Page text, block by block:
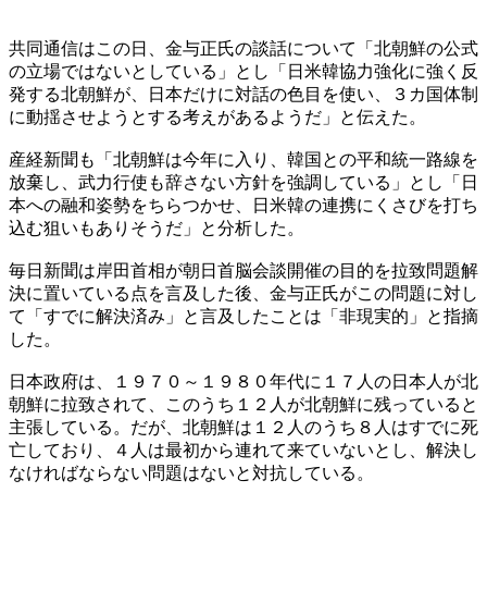
共同通信はこの日、金与正氏の談話について「北朝鮮の公式
の立場ではないとしている」とし「日米韓協力強化に強く反
発する北朝鮮が、日本だけに対話の色目を使い、３カ国体制
に動揺させようとする考えがあるようだ」と伝えた。
産経新聞も「北朝鮮は今年に入り、韓国との平和統一路線を
放棄し、武力行使も辞さない方針を強調している」とし「日
本への融和姿勢をちらつかせ、日米韓の連携にくさびを打ち
込む狙いもありそうだ」と分析した。
毎日新聞は岸田首相が朝日首脳会談開催の目的を拉致問題解
決に置いている点を言及した後、金与正氏がこの問題に対し
て「すでに解決済み」と言及したことは「非現実的」と指摘
した。
日本政府は、１９７０～１９８０年代に１７人の日本人が北
朝鮮に拉致されて、このうち１２人が北朝鮮に残っていると
主張している。だが、北朝鮮は１２人のうち８人はすでに死
亡しており、４人は最初から連れて来ていないとし、解決し
なければならない問題はないと対抗している。